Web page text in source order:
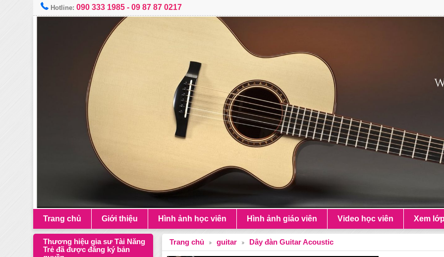
Hotline:090 333 1985 -09 87 87 0217
Trang chủ Giới thiệu Hình ảnh học viên Hình ảnh giáo viên Video học viên Xem
Trang chủ guitar Dây đàn Guitar Acoustic
Thương hiệu gia sư Tài Năng
Trẻ đã được đăng ký bản